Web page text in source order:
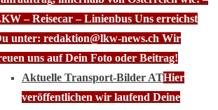
– Reisecar – Linienbus Uns erreichst
unter: redaktion@lkw-news.ch Wir
uns auf Dein Foto oder Beitrag!
Aktuelle Transport-Bilder ATHier
veröffentlichen wir laufend Deine